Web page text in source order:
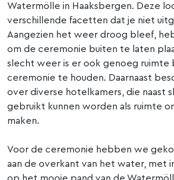
Watermölle in Haaksbergen. Deze
verschillende facetten dat je niet
Aangezien het weer droog bleef,
om de ceremonie buiten te laten
slecht weer is er ook genoeg ruimte
ceremonie te houden. Daarnaast
over diverse hotelkamers, die naast
gebruikt kunnen worden als ruimte
maken.
Voor de ceremonie hebben we
aan de overkant van het water, met
op het mooie pand van de